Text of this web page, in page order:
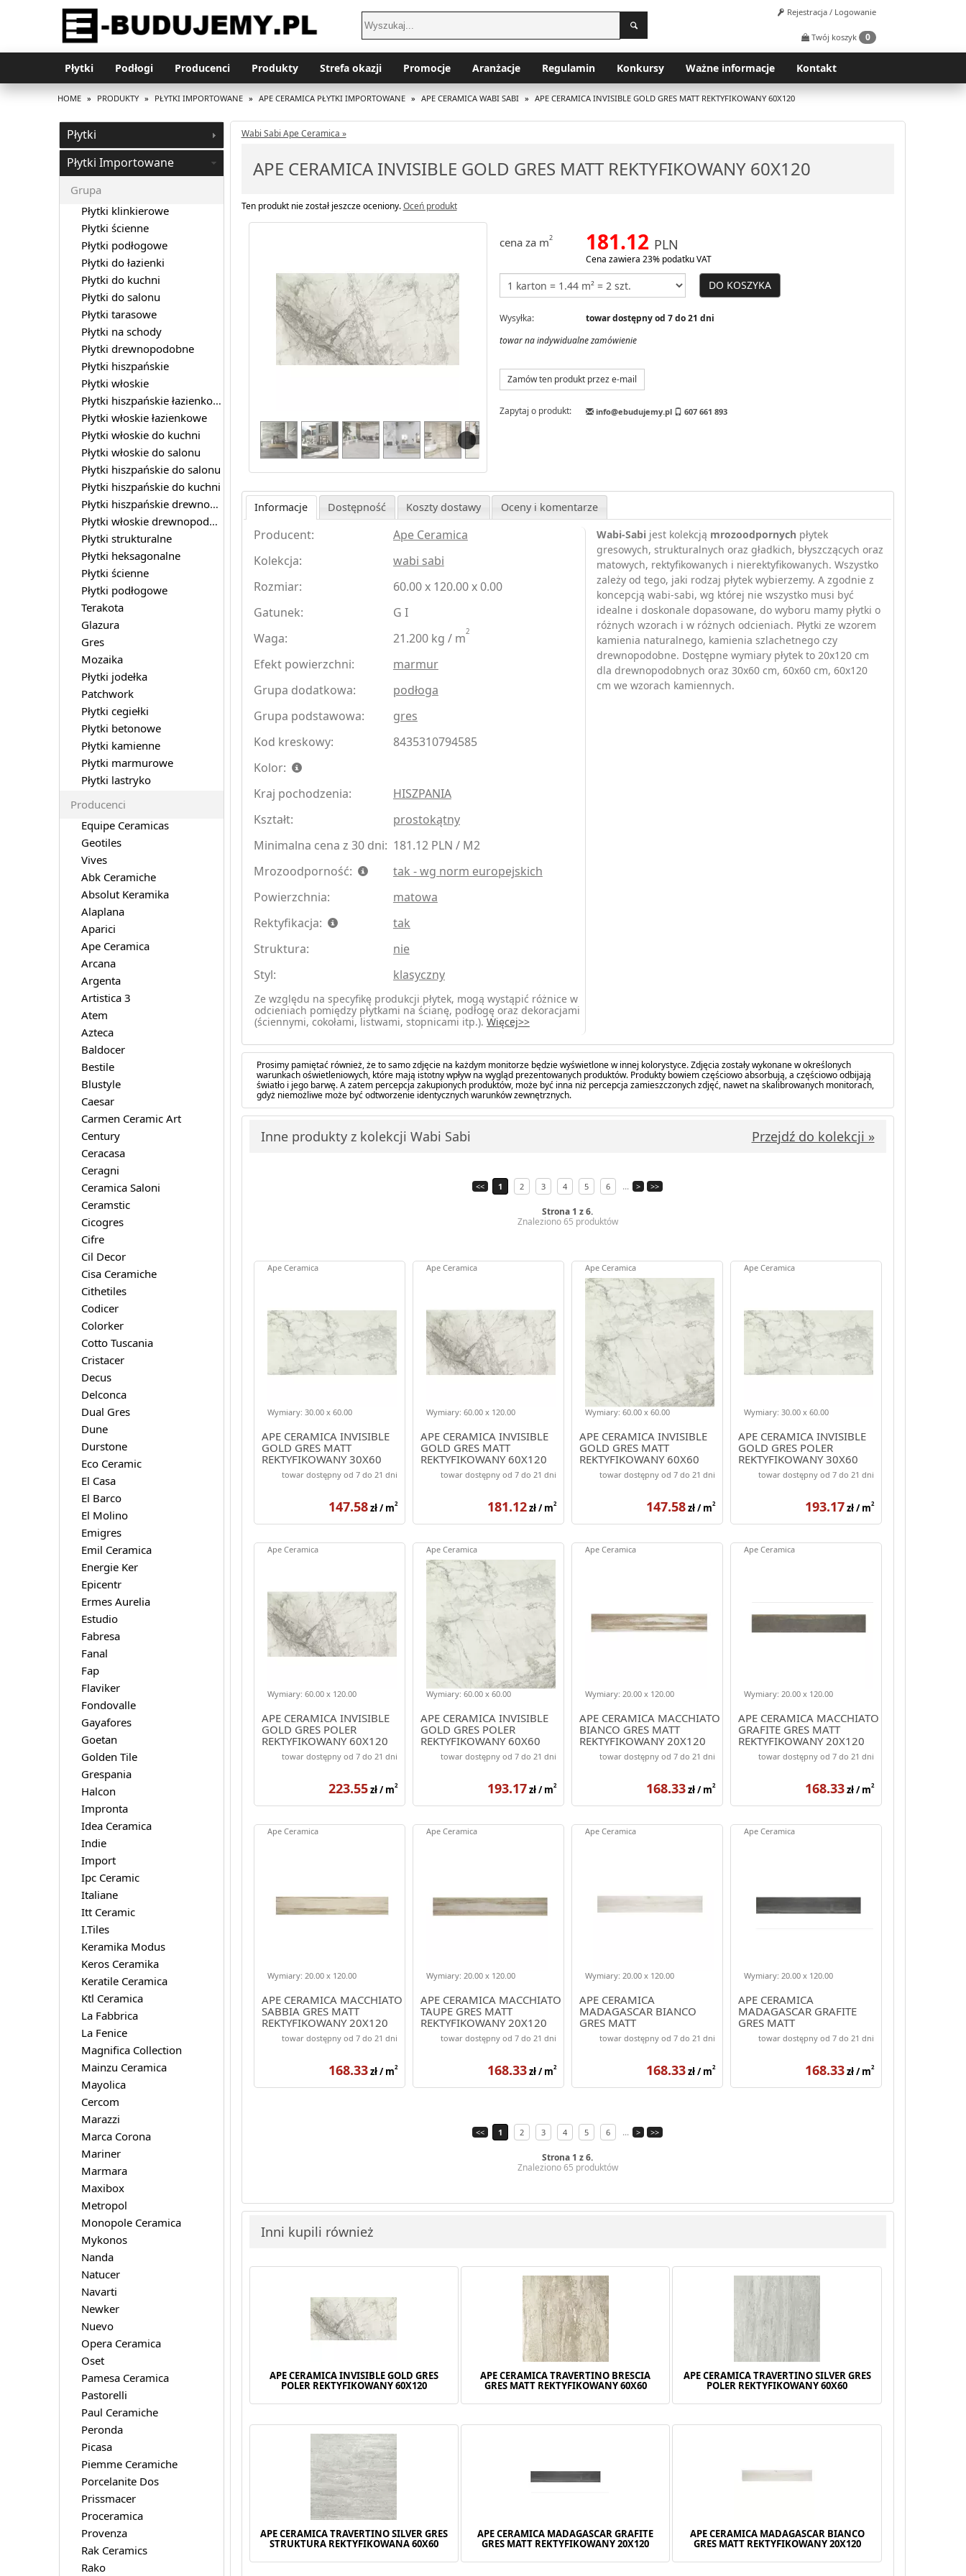
Rejestracja / Logowanie
Twój koszyk 0
Płytki Podłogi Producenci Produkty Strefa okazji Promocje Aranżacje Regulamin Konkursy Ważne informacje Kontakt
HOME » PRODUKTY » PŁYTKI IMPORTOWANE » APE CERAMICA PŁYTKI IMPORTOWANE » APE CERAMICA WABI SABI » APE CERAMICA INVISIBLE GOLD GRES MATT REKTYFIKOWANY 60X120
Wabi Sabi Ape Ceramica »
APE CERAMICA INVISIBLE GOLD GRES MATT REKTYFIKOWANY 60X120
Ten produkt nie został jeszcze oceniony.Oceń produkt
cena za m2 181.12 PLN
Cena zawiera 23% podatku VAT
DO KOSZYKA
Wysyłka:
towar dostępny od 7 do 21 dni
towar na indywidualne zamówienie
Zamów ten produkt przez e-mail
Zapytaj o produkt: info@ebudujemy.pl 607 661 893
Informacje Dostępność Koszty dostawy Oceny i komentarze
Producent:
Ape Ceramica
Kolekcja:
wabi sabi
Rozmiar:
60.00 x 120.00 x 0.00
Gatunek:
G I
Waga:
21.200 kg / m2
Efekt powierzchni:
marmur
Grupa dodatkowa:
podłoga
Grupa podstawowa:
gres
Kod kreskowy:
8435310794585
Kolor:
Kraj pochodzenia:
HISZPANIA
Kształt:
prostokątny
Minimalna cena z 30 dni: 181.12 PLN / M2
Mrozoodporność:
tak - wg norm europejskich
Powierzchnia:
matowa
Rektyfikacja:
tak
Struktura:
nie
Styl:
klasyczny
Ze względu na specyfikę produkcji płytek, mogą wystąpić różnice w
odcieniach pomiędzy płytkami na ścianę, podłogę oraz dekoracjami
(ściennymi, cokołami, listwami, stopnicami itp.). Więcej>>
Wabi-Sabi jest kolekcją mrozoodpornych płytek
gresowych, strukturalnych oraz gładkich, błyszczących oraz
matowych, rektyfikowanych i nierektyfikowanych. Wszystko
zależy od tego, jaki rodzaj płytek wybierzemy. A zgodnie z
koncepcją wabi-sabi, wg której nie wszystko musi być
idealne i doskonale dopasowane, do wyboru mamy płytki o
różnych wzorach i w różnych odcieniach. Płytki ze wzorem
kamienia naturalnego, kamienia szlachetnego czy
drewnopodobne. Dostępne wymiary płytek to 20x120 cm
dla drewnopodobnych oraz 30x60 cm, 60x60 cm, 60x120
cm we wzorach kamiennych.
Prosimy pamiętać również, że to samo zdjęcie na każdym monitorze będzie wyświetlone w innej kolorystyce. Zdjęcia zostały wykonane w określonych
warunkach oświetleniowych, które mają istotny wpływ na wygląd prezentowanych produktów. Produkty bowiem częściowo absorbują, a częściowo odbijają
światło i jego barwę. A zatem percepcja zakupionych produktów, może być inna niż percepcja zamieszczonych zdjęć, nawet na skalibrowanych monitorach,
gdyż niemożliwe może być odtworzenie identycznych warunków zewnętrznych.
Inne produkty z kolekcji Wabi Sabi Przejdź do kolekcji »
<< 1 2 3 4 5 6 ... > >>
Strona 1 z 6.
Znaleziono 65 produktów
APE CERAMICA INVISIBLE
GOLD GRES MATT
REKTYFIKOWANY 30X60
Wymiary: 30.00 x 60.00
Ape Ceramica
towar dostępny od 7 do 21 dni
147.58zł / m2
APE CERAMICA INVISIBLE
GOLD GRES MATT
REKTYFIKOWANY 60X120
Wymiary: 60.00 x 120.00
Ape Ceramica
towar dostępny od 7 do 21 dni
181.12zł / m2
APE CERAMICA INVISIBLE
GOLD GRES MATT
REKTYFIKOWANY 60X60
Wymiary: 60.00 x 60.00
Ape Ceramica
towar dostępny od 7 do 21 dni
147.58zł / m2
APE CERAMICA INVISIBLE
GOLD GRES POLER
REKTYFIKOWANY 30X60
Wymiary: 30.00 x 60.00
Ape Ceramica
towar dostępny od 7 do 21 dni
193.17zł / m2
APE CERAMICA INVISIBLE
GOLD GRES POLER
REKTYFIKOWANY 60X120
Wymiary: 60.00 x 120.00
Ape Ceramica
towar dostępny od 7 do 21 dni
223.55zł / m2
APE CERAMICA INVISIBLE
GOLD GRES POLER
REKTYFIKOWANY 60X60
Wymiary: 60.00 x 60.00
Ape Ceramica
towar dostępny od 7 do 21 dni
193.17zł / m2
APE CERAMICA MACCHIATO
BIANCO GRES MATT
REKTYFIKOWANY 20X120
Wymiary: 20.00 x 120.00
Ape Ceramica
towar dostępny od 7 do 21 dni
168.33zł / m2
APE CERAMICA MACCHIATO
GRAFITE GRES MATT
REKTYFIKOWANY 20X120
Wymiary: 20.00 x 120.00
Ape Ceramica
towar dostępny od 7 do 21 dni
168.33zł / m2
APE CERAMICA MACCHIATO
SABBIA GRES MATT
REKTYFIKOWANY 20X120
Wymiary: 20.00 x 120.00
Ape Ceramica
towar dostępny od 7 do 21 dni
168.33zł / m2
APE CERAMICA MACCHIATO
TAUPE GRES MATT
REKTYFIKOWANY 20X120
Wymiary: 20.00 x 120.00
Ape Ceramica
towar dostępny od 7 do 21 dni
168.33zł / m2
APE CERAMICA
MADAGASCAR BIANCO
GRES MATT
REKTYFIKOWANY 20X120
Wymiary: 20.00 x 120.00
Ape Ceramica
towar dostępny od 7 do 21 dni
168.33zł / m2
APE CERAMICA
MADAGASCAR GRAFITE
GRES MATT
REKTYFIKOWANY 20X120
Wymiary: 20.00 x 120.00
Ape Ceramica
towar dostępny od 7 do 21 dni
168.33zł / m2
<< 1 2 3 4 5 6 ... > >>
Strona 1 z 6.
Znaleziono 65 produktów
Inni kupili również
APE CERAMICA INVISIBLE GOLD GRES
POLER REKTYFIKOWANY 60X120
APE CERAMICA TRAVERTINO BRESCIA
GRES MATT REKTYFIKOWANY 60X60
APE CERAMICA TRAVERTINO SILVER GRES
POLER REKTYFIKOWANY 60X60
APE CERAMICA TRAVERTINO SILVER GRES
STRUKTURA REKTYFIKOWANA 60X60
APE CERAMICA MADAGASCAR GRAFITE
GRES MATT REKTYFIKOWANY 20X120
APE CERAMICA MADAGASCAR BIANCO
GRES MATT REKTYFIKOWANY 20X120
Płytki
Płytki Importowane
Grupa
Płytki klinkierowe
Płytki ścienne
Płytki podłogowe
Płytki do łazienki
Płytki do kuchni
Płytki do salonu
Płytki tarasowe
Płytki na schody
Płytki drewnopodobne
Płytki hiszpańskie
Płytki włoskie
Płytki hiszpańskie łazienkowe
Płytki włoskie łazienkowe
Płytki włoskie do kuchni
Płytki włoskie do salonu
Płytki hiszpańskie do salonu
Płytki hiszpańskie do kuchni
Płytki hiszpańskie drewnopodobne
Płytki włoskie drewnopodobne
Płytki strukturalne
Płytki heksagonalne
Płytki ścienne
Płytki podłogowe
Terakota
Glazura
Gres
Mozaika
Płytki jodełka
Patchwork
Płytki cegiełki
Płytki betonowe
Płytki kamienne
Płytki marmurowe
Płytki lastryko
Producenci
Equipe Ceramicas
Geotiles
Vives
Abk Ceramiche
Absolut Keramika
Alaplana
Aparici
Ape Ceramica
Arcana
Argenta
Artistica 3
Atem
Azteca
Baldocer
Bestile
Blustyle
Caesar
Carmen Ceramic Art
Century
Ceracasa
Ceragni
Ceramica Saloni
Ceramstic
Cicogres
Cifre
Cil Decor
Cisa Ceramiche
Cithetiles
Codicer
Colorker
Cotto Tuscania
Cristacer
Decus
Delconca
Dual Gres
Dune
Durstone
Eco Ceramic
El Casa
El Barco
El Molino
Emigres
Emil Ceramica
Energie Ker
Epicentr
Ermes Aurelia
Estudio
Fabresa
Fanal
Fap
Flaviker
Fondovalle
Gayafores
Goetan
Golden Tile
Grespania
Halcon
Impronta
Idea Ceramica
Indie
Import
Ipc Ceramic
Italiane
Itt Ceramic
I.Tiles
Keramika Modus
Keros Ceramika
Keratile Ceramica
Ktl Ceramica
La Fabbrica
La Fenice
Magnifica Collection
Mainzu Ceramica
Mayolica
Cercom
Marazzi
Marca Corona
Mariner
Marmara
Maxibox
Metropol
Monopole Ceramica
Mykonos
Nanda
Natucer
Navarti
Newker
Nuevo
Opera Ceramica
Oset
Pamesa Ceramica
Pastorelli
Paul Ceramiche
Peronda
Picasa
Piemme Ceramiche
Porcelanite Dos
Prissmacer
Proceramica
Provenza
Rak Ceramics
Rako